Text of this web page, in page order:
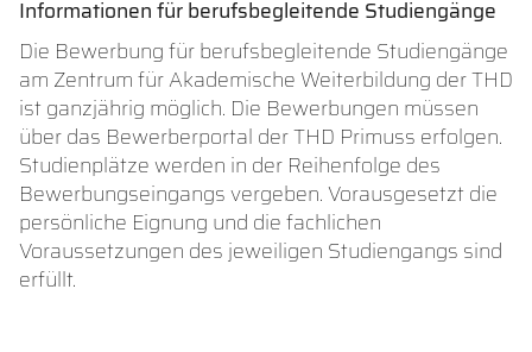
Informationen für berufsbegleitende Studiengänge
Die Bewerbung für berufsbegleitende Studiengänge
am Zentrum für Akademische Weiterbildung der THD
ist ganzjährig möglich. Die Bewerbungen müssen
über das Bewerberportal der THD Primuss erfolgen.
Studienplätze werden in der Reihenfolge des
Bewerbungseingangs vergeben. Vorausgesetzt die
persönliche Eignung und die fachlichen
Voraussetzungen des jeweiligen Studiengangs sind
erfüllt.